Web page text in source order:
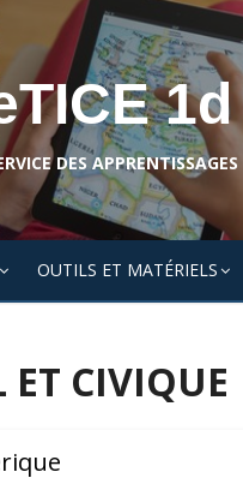
1d
DES APPRENTISSAGES
OUTILS ET MATÉRIELS
CIVIQUE